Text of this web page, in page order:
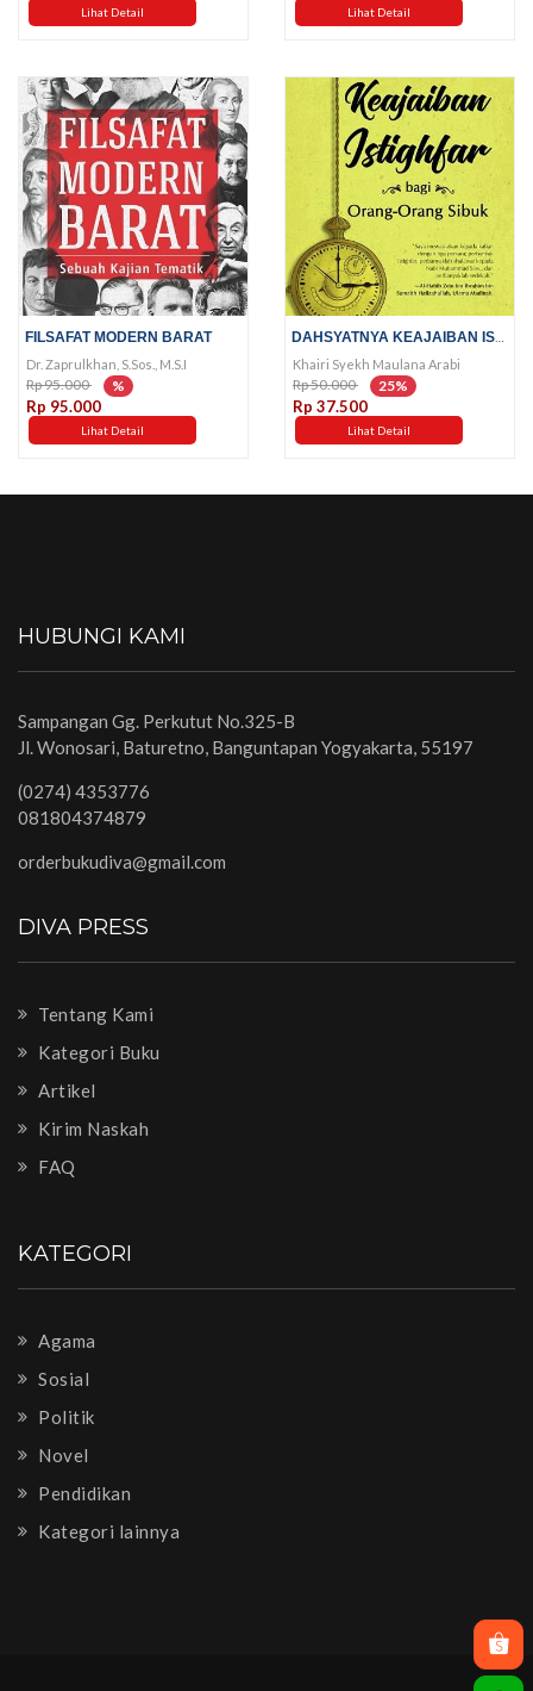
Lihat Detail Lihat Detail
FILSAFAT MODERN BARAT
Dr. Zaprulkhan, S.Sos., M.S.I
Rp 95.000 %
Rp 95.000
Lihat Detail
DAHSYATNYA KEAJAIBAN ISTIGHFAR...
Khairi Syekh Maulana Arabi
Rp 50.000 25%
Rp 37.500
Lihat Detail
HUBUNGI KAMI
Sampangan Gg. Perkutut No.325-B
Jl. Wonosari, Baturetno, Banguntapan Yogyakarta, 55197
(0274) 4353776
081804374879
orderbukudiva@gmail.com
DIVA PRESS
Tentang Kami
Kategori Buku
Artikel
Kirim Naskah
FAQ
KATEGORI
Agama
Sosial
Politik
Novel
Pendidikan
Kategori lainnya